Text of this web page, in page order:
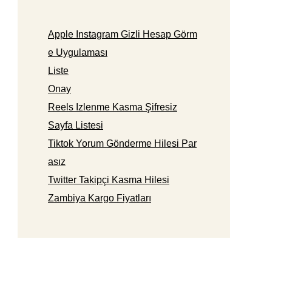
Apple Instagram Gizli Hesap Görm
e Uygulaması
Liste
Onay
Reels Izlenme Kasma Şifresiz
Sayfa Listesi
Tiktok Yorum Gönderme Hilesi Par
asız
Twitter Takipçi Kasma Hilesi
Zambiya Kargo Fiyatları